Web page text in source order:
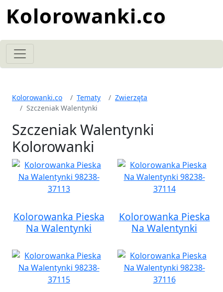
Kolorowanki.co
Kolorowanki.co Tematy
Zwierzęta
Szczeniak Walentynki
Szczeniak Walentynki
Kolorowanki
Kolorowanka Pieska
Na Walentynki
Kolorowanka Pieska
Na Walentynki